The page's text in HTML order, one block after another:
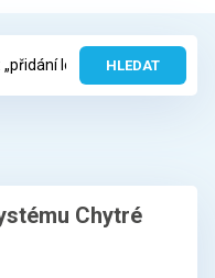
HLEDAT
Chytré